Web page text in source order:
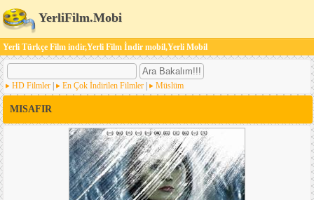
YerliFilm.Mobi
Yerli Türkçe Film indir,Yerli Film İndir mobil,Yerli Mobil
HD Filmler En Çok İndirilen Filmler Müslüm
MISAFIR